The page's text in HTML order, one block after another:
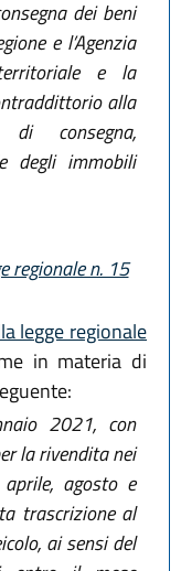
dei beni
e l’Agenzia
e la
alla
consegna,
degli immobili
regionale n. 15
legge regionale
in materia di
2021, con
la rivendita nei
agosto e
trascrizione al
ai sensi del